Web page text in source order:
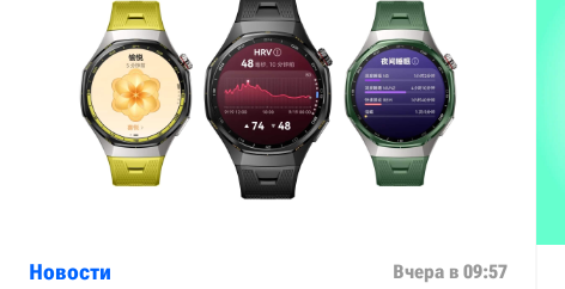
Новости Вчера в 09:57